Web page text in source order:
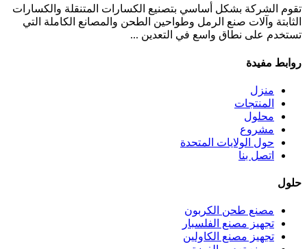
تقوم الشركة بشكل أساسي بتصنيع الكسارات المتنقلة والكسارات
الثابتة وآلات صنع الرمل وطواحين الطحن والمصانع الكاملة التي
تستخدم على نطاق واسع في التعدين ...
روابط مفيدة
منزل
المنتجات
محلول
مشروع
حول الولايات المتحدة
اتصل بنا
حلول
مصنع طحن الكربون
تجهيز مصنع الفلسبار
تجهيز مصنع الكاولين